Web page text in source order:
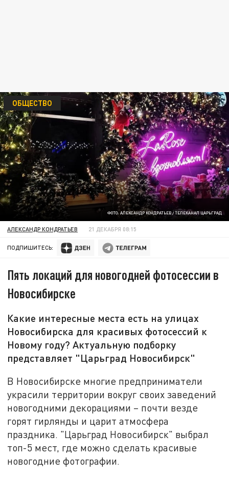
ФОТО: АЛЕКСАНДР КОНДРАТЬЕВ / ТЕЛЕКАНАЛ ЦАРЬГРАД
ОБЩЕСТВО
АЛЕКСАНДР КОНДРАТЬЕВ 21 ДЕКАБРЯ 08:15
ПОДПИШИТЕСЬ:
Пять локаций для новогодней фотосессии в
Новосибирске
Какие интересные места есть на улицах
Новосибирска для красивых фотосессий к
Новому году? Актуальную подборку
представляет "Царьград Новосибирск"
В Новосибирске многие предприниматели
украсили территории вокруг своих заведений
новогодними декорациями – почти везде
горят гирлянды и царит атмосфера
праздника. "Царьград Новосибирск" выбрал
топ-5 мест, где можно сделать красивые
новогодние фотографии.